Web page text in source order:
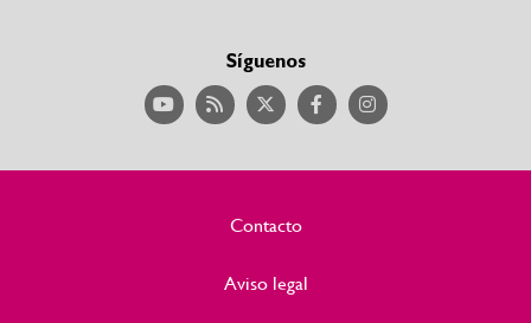
Síguenos
Contacto
Aviso legal